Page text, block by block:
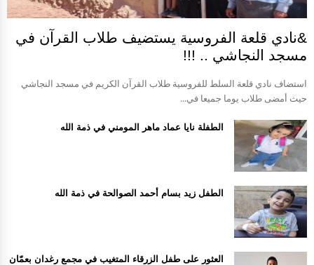
&نادي قلعة الفروسية يستضيف طلاب القرآن في
مسجد النجاشي .. !!!
استضاف نادي قلعة السلط للفروسية طلاب القرآن الكريم في مسجد النجاشي
حيث أمضى طلاب يوما جميعا في...
الطفلة نايا عماد ماهر المومني في ذمة الله
الطفل زيد بسام أحمد الصوالحة في ذمة الله
العثور على طفل الزرقاء المتغيب في مجمع رغدان بعمّان